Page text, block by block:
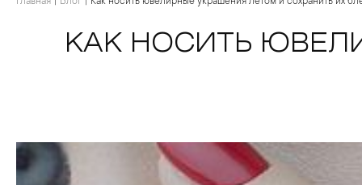
СЕРЬГИ
СЕРВИРОВКА СТОЛА
СЕРЬГИ
ИСКУССТВО
КАК НОСИТЬ